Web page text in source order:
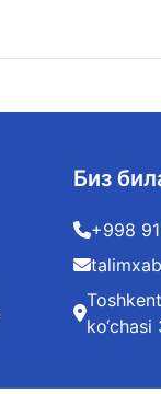
Биз
+998